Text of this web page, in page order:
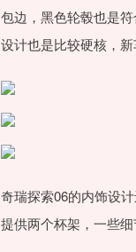
包边，黑色轮毂也是
设计也是比较硬核，新
奇瑞探索06的内饰设
提供两个杯架，一些